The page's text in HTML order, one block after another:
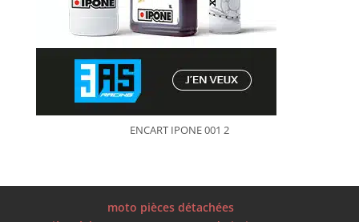
ENCART IPONE 001 2
moto pièces détachées